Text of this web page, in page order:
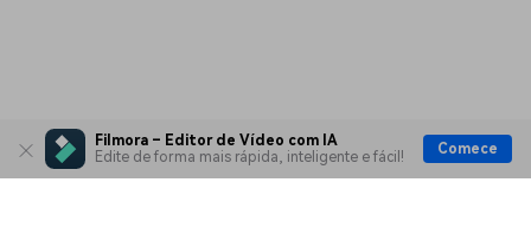
Filmora – Editor de Vídeo com IA
Edite de forma mais rápida, inteligente e fácil!
Comece